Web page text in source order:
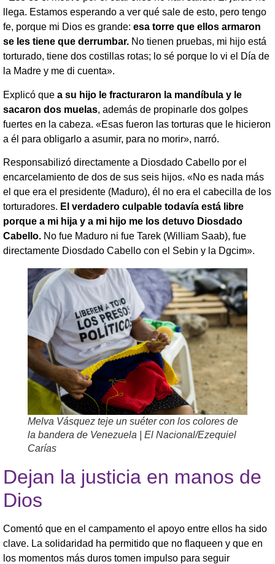
llega. Estamos esperando a ver qué sale de esto, pero tengo
fe, porque mi Dios es grande: esa torre que ellos armaron
se les tiene que derrumbar. No tienen pruebas, mi hijo está
torturado, tiene dos costillas rotas; lo sé porque lo vi el Día de
la Madre y me di cuenta».
Explicó que a su hijo le fracturaron la mandíbula y le
sacaron dos muelas, además de propinarle dos golpes
fuertes en la cabeza. «Esas fueron las torturas que le hicieron
a él para obligarlo a asumir, para no morir», narró.
Responsabilizó directamente a Diosdado Cabello por el
encarcelamiento de dos de sus seis hijos. «No es nada más
el que era el presidente (Maduro), él no era el cabecilla de los
torturadores. El verdadero culpable todavía está libre
porque a mi hija y a mi hijo me los detuvo Diosdado
Cabello. No fue Maduro ni fue Tarek (William Saab), fue
directamente Diosdado Cabello con el Sebin y la Dgcim».
Melva Vásquez teje un suéter con los colores de
la bandera de Venezuela | El Nacional/Ezequiel
Carías
Dejan la justicia en manos de
Dios
Comentó que en el campamento el apoyo entre ellos ha sido
clave. La solidaridad ha permitido que no flaqueen y que en
los momentos más duros tomen impulso para seguir